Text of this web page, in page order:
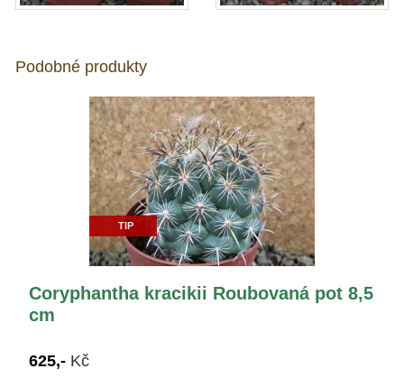
Podobné produkty
TIP
Coryphantha kracikii Roubovaná pot 8,5
cm
625,- Kč